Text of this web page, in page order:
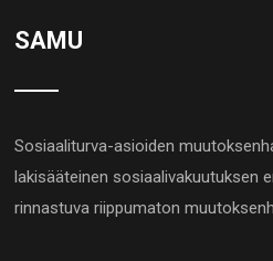
SAMU
Sosiaaliturva-asioiden
lakisääteinen sosiaalivakuutuksen
rinnastuva riippumaton